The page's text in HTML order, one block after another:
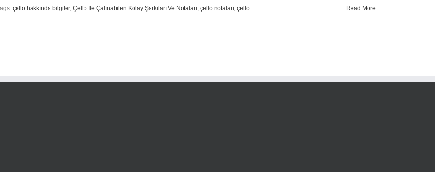
çello hakkında bilgiler, Çello İle Çalınabilen Kolay Şarkıları Ve Notaları, çello notaları, çello
Read More